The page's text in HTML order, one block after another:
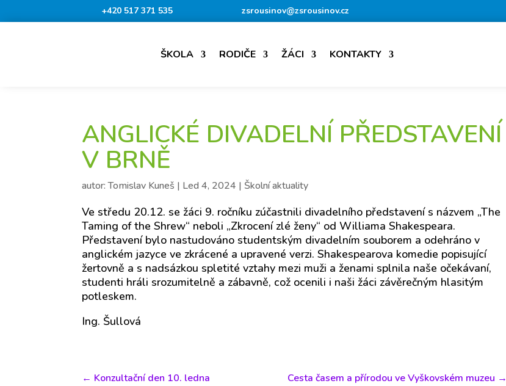
+420 517 371 535 zsrousinov@zsrousinov.cz
ŠKOLA RODIČE ŽÁCI KONTAKTY
ANGLICKÉ DIVADELNÍ PŘEDSTAVENÍ
V BRNĚ
autor:Tomislav Kuneš | Led 4, 2024 | Školní aktuality
Ve středu 20.12. se žáci 9. ročníku zúčastnili divadelního představení s názvem „The
Taming of the Shrew“ neboli „Zkrocení zlé ženy“ od Williama Shakespeara.
Představení bylo nastudováno studentským divadelním souborem a odehráno v
anglickém jazyce ve zkrácené a upravené verzi. Shakespearova komedie popisující
žertovně a s nadsázkou spletité vztahy mezi muži a ženami splnila naše očekávaní,
studenti hráli srozumitelně a zábavně, což ocenili i naši žáci závěrečným hlasitým
potleskem.
Ing. Šullová
← Konzultační den 10. ledna Cesta časem a přírodou ve Vyškovském muzeu →